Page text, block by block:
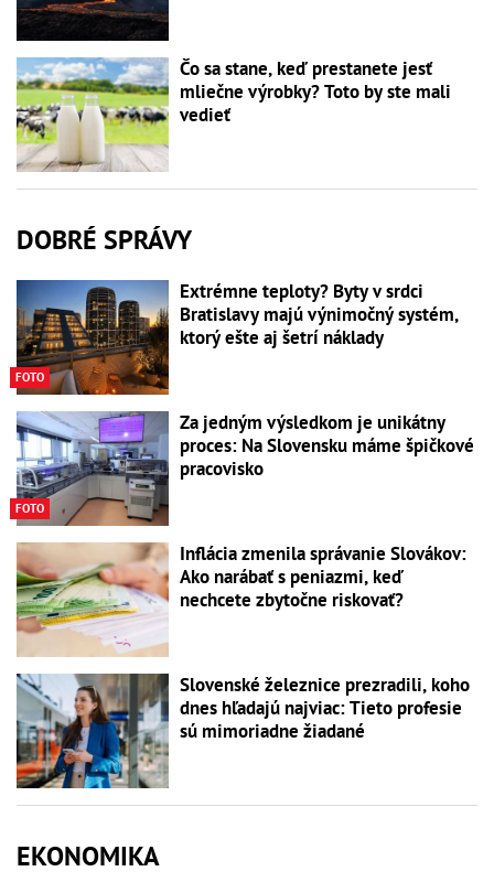
Čo sa stane, keď prestanete jesť
mliečne výrobky? Toto by ste mali
vedieť
DOBRÉ SPRÁVY
FOTO
Extrémne teploty? Byty v srdci
Bratislavy majú výnimočný systém,
ktorý ešte aj šetrí náklady
FOTO
Za jedným výsledkom je unikátny
proces: Na Slovensku máme špičkové
pracovisko
Inflácia zmenila správanie Slovákov:
Ako narábať s peniazmi, keď
nechcete zbytočne riskovať?
Slovenské železnice prezradili, koho
dnes hľadajú najviac: Tieto profesie
sú mimoriadne žiadané
EKONOMIKA